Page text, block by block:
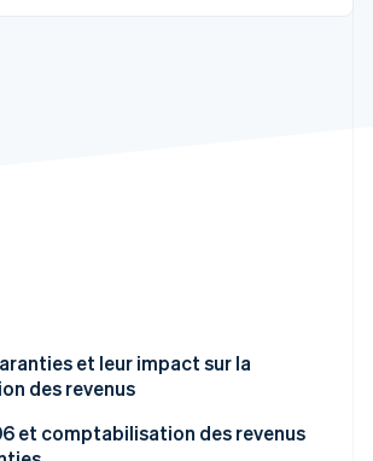
prochaines évolutions
2026
vidéo
Commerce en ligne
et leur impact sur la
des revenus
et comptabilisation des revenus